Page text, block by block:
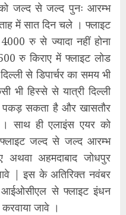
को जल्द से जल्द पुनः आरम्भ
में सात दिन चले । फ्लाइट
रु से ज्यादा नहीं होना
रु किराए में फ्लाइट लोड
से डिपार्चर का समय भी
भी हिस्से से यात्री दिल्ली
सकता है और खासतौर
साथ ही एलाइंस एयर को
फ्लाइट जल्द से जल्द आरम्भ
अहमदाबाद जोधपुर
| इस के अतिरिक्त नवंबर
आईओसीएल से फ्लाइट इंधन
जावे ।